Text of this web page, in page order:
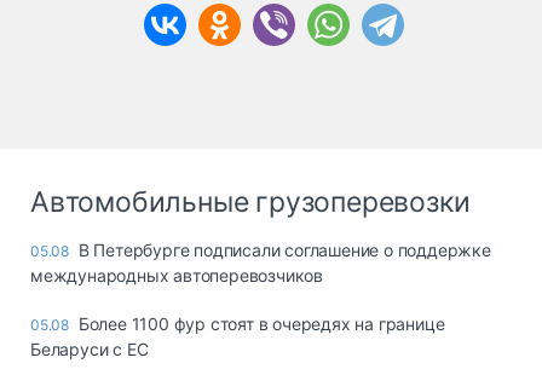
Автомобильные грузоперевозки
05.08 В Петербурге подписали соглашение о поддержке
международных автоперевозчиков
05.08 Более 1100 фур стоят в очередях на границе
Беларуси с ЕС